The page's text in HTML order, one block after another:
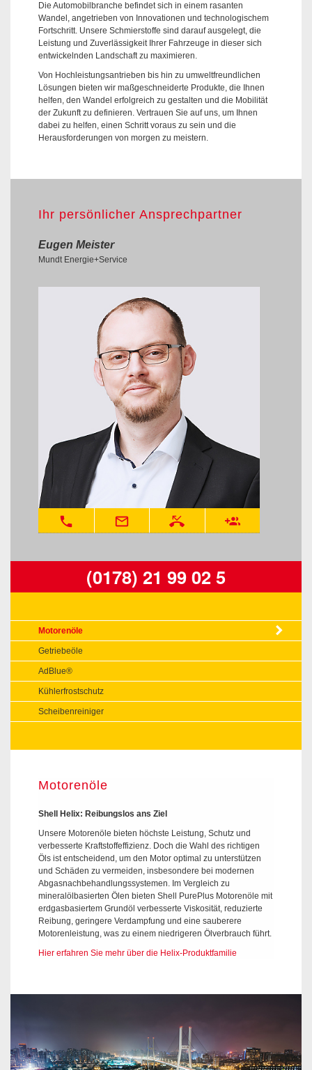
Die Automobilbranche befindet sich in einem rasanten
Wandel, angetrieben von Innovationen und technologischem
Fortschritt. Unsere Schmierstoffe sind darauf ausgelegt, die
Leistung und Zuverlässigkeit Ihrer Fahrzeuge in dieser sich
entwickelnden Landschaft zu maximieren.
Von Hochleistungsantrieben bis hin zu umweltfreundlichen
Lösungen bieten wir maßgeschneiderte Produkte, die Ihnen
helfen, den Wandel erfolgreich zu gestalten und die Mobilität
der Zukunft zu definieren. Vertrauen Sie auf uns, um Ihnen
dabei zu helfen, einen Schritt voraus zu sein und die
Herausforderungen von morgen zu meistern.
Ihr persönlicher Ansprechpartner
Eugen Meister
Mundt Energie+Service
phone mail_outline phone_missed group_add
(0178) 21 99 02 5
Motorenöle
Getriebeöle
AdBlue®
Kühlerfrostschutz
Scheibenreiniger
Motorenöle
Shell Helix: Reibungslos ans Ziel
Unsere Motorenöle bieten höchste Leistung, Schutz und
verbesserte Kraftstoffeffizienz. Doch die Wahl des richtigen
Öls ist entscheidend, um den Motor optimal zu unterstützen
und Schäden zu vermeiden, insbesondere bei modernen
Abgasnachbehandlungssystemen. Im Vergleich zu
mineralölbasierten Ölen bieten Shell PurePlus Motorenöle mit
erdgasbasiertem Grundöl verbesserte Viskosität, reduzierte
Reibung, geringere Verdampfung und eine sauberere
Motorenleistung, was zu einem niedrigeren Ölverbrauch führt.
Hier erfahren Sie mehr über die Helix-Produktfamilie